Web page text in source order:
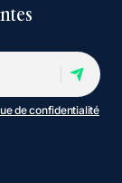
de confidentialité